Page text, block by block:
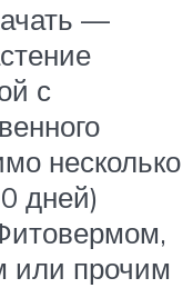
—
с
несколько
дней)
или прочим